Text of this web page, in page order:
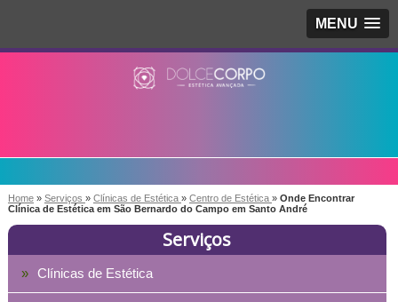
MENU
Home » Serviços » Clínicas de Estética » Centro de Estética » Onde Encontrar
Clínica de Estética em São Bernardo do Campo em Santo André
Serviços
Clínicas de Estética